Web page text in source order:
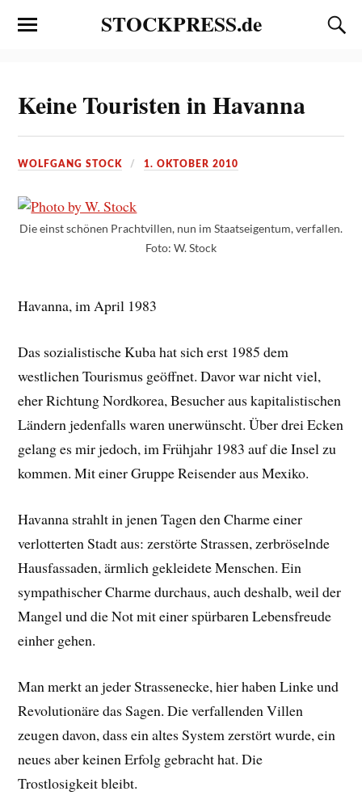
STOCKPRESS.de
Keine Touristen in Havanna
WOLFGANG STOCK 1. OKTOBER 2010
Die einst schönen Prachtvillen, nun im Staatseigentum, verfallen.
Foto: W. Stock
Havanna, im April 1983
Das sozialistische Kuba hat sich erst 1985 dem
westlichen Tourismus geöffnet. Davor war nicht viel,
eher Richtung Nordkorea, Besucher aus kapitalistischen
Ländern jedenfalls waren unerwünscht. Über drei Ecken
gelang es mir jedoch, im Frühjahr 1983 auf die Insel zu
kommen. Mit einer Gruppe Reisender aus Mexiko.
Havanna strahlt in jenen Tagen den Charme einer
verlotterten Stadt aus: zerstörte Strassen, zerbröselnde
Hausfassaden, ärmlich gekleidete Menschen. Ein
sympathischer Charme durchaus, auch deshalb, weil der
Mangel und die Not mit einer spürbaren Lebensfreude
einher gehen.
Man merkt an jeder Strassenecke, hier haben Linke und
Revolutionäre das Sagen. Die verfallenden Villen
zeugen davon, dass ein altes System zerstört wurde, ein
neues aber keinen Erfolg gebracht hat. Die
Trostlosigkeit bleibt.